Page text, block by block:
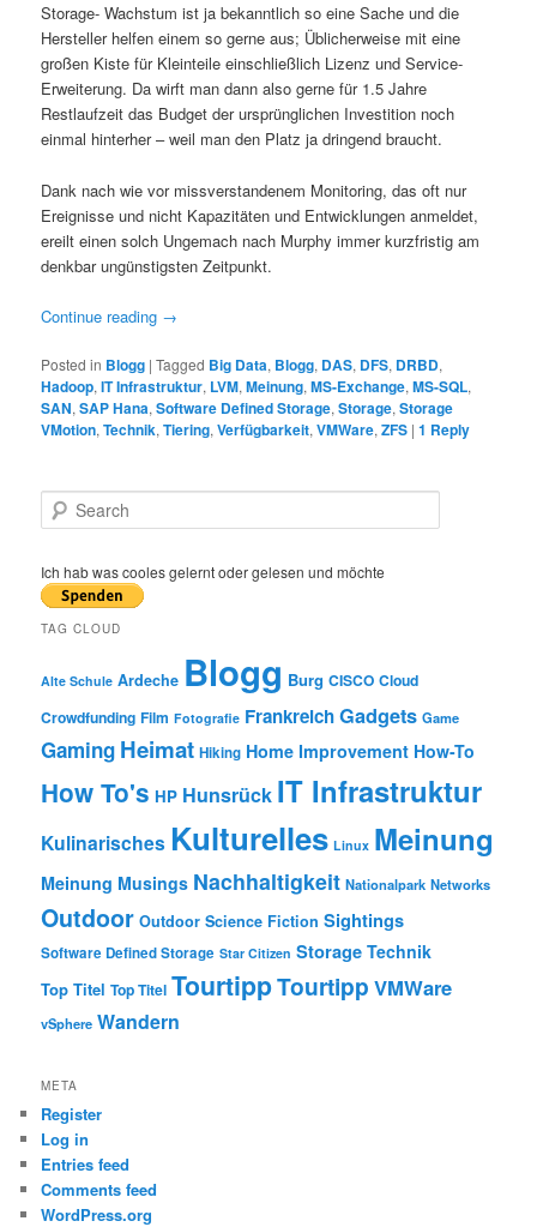
Storage- Wachstum ist ja bekanntlich so eine Sache und die
Hersteller helfen einem so gerne aus; Üblicherweise mit eine
großen Kiste für Kleinteile einschließlich Lizenz und Service-
Erweiterung. Da wirft man dann also gerne für 1.5 Jahre
Restlaufzeit das Budget der ursprünglichen Investition noch
einmal hinterher – weil man den Platz ja dringend braucht.
Dank nach wie vor missverstandenem Monitoring, das oft nur
Ereignisse und nicht Kapazitäten und Entwicklungen anmeldet,
ereilt einen solch Ungemach nach Murphy immer kurzfristig am
denkbar ungünstigsten Zeitpunkt.
Continue reading →
Posted in Blogg |Tagged Big Data, Blogg, DAS, DFS, DRBD,
Hadoop,IT Infrastruktur, LVM,Meinung,MS-Exchange,MS-SQL,
SAN,SAP Hana,Software Defined Storage,Storage,Storage
VMotion,Technik,Tiering,Verfügbarkeit,VMWare,ZFS |1 Reply
e
r
c
Ich hab was cooles gelernt oder gelesen und möchte
TAG CLOUD
Alte Schule Ardeche Blogg Burg CISCO Cloud
Crowdfunding Film Fotografie FrankreichGadgets Game
Gaming Heimat Hiking Home Improvement How-To
How To's HP Hunsrück IT Infrastruktur
Kulinarisches Kulturelles Linux Meinung
Meinung Musings Nachhaltigkeit Nationalpark Networks
Outdoor Outdoor Science Fiction Sightings
Software Defined Storage Star Citizen Storage Technik
Top Titel Top Titel TourtippTourtipp VMWare
vSphere Wandern
META
Register
Log in
Entries feed
Comments feed
WordPress.org